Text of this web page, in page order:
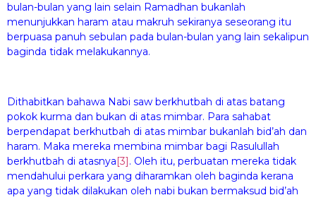
bulan-bulan yang lain selain Ramadhan bukanlah
menunjukkan haram atau makruh sekiranya seseorang itu
berpuasa panuh sebulan pada bulan-bulan yang lain sekalipun
baginda tidak melakukannya.
Dithabitkan bahawa Nabi saw berkhutbah di atas batang
pokok kurma dan bukan di atas mimbar. Para sahabat
berpendapat berkhutbah di atas mimbar bukanlah bid’ah dan
haram. Maka mereka membina mimbar bagi Rasulullah
berkhutbah di atasnya[3]. Oleh itu, perbuatan mereka tidak
mendahului perkara yang diharamkan oleh baginda kerana
apa yang tidak dilakukan oleh nabi bukan bermaksud bid’ah